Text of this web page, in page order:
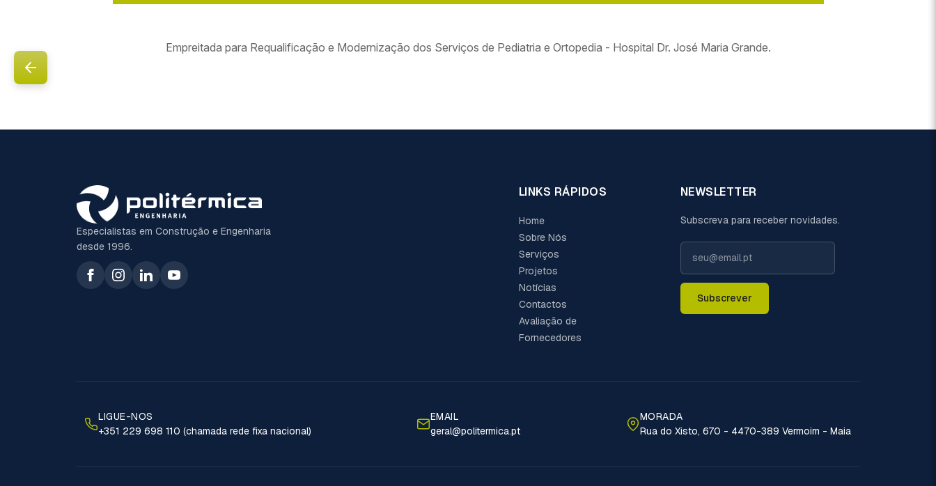
Empreitada para Requalificação e Modernização dos Serviços de Pediatria e Ortopedia - Hospital Dr. José Maria Grande.
Especialistas em Construção e Engenharia
desde 1996.
LINKS RÁPIDOS
Home
Sobre Nós
Serviços
Projetos
Notícias
Contactos
Avaliação de
Fornecedores
NEWSLETTER
Subscreva para receber novidades.
Subscrever
LIGUE-NOS
+351 229 698 110 (chamada rede fixa nacional)
EMAIL
geral@politermica.pt
MORADA
Rua do Xisto, 670 - 4470-389 Vermoim - Maia